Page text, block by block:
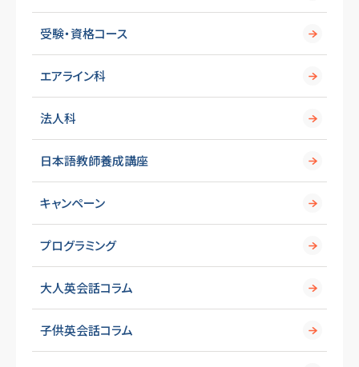
受験・資格コース
エアライン科
法人科
日本語教師養成講座
キャンペーン
プログラミング
大人英会話コラム
子供英会話コラム